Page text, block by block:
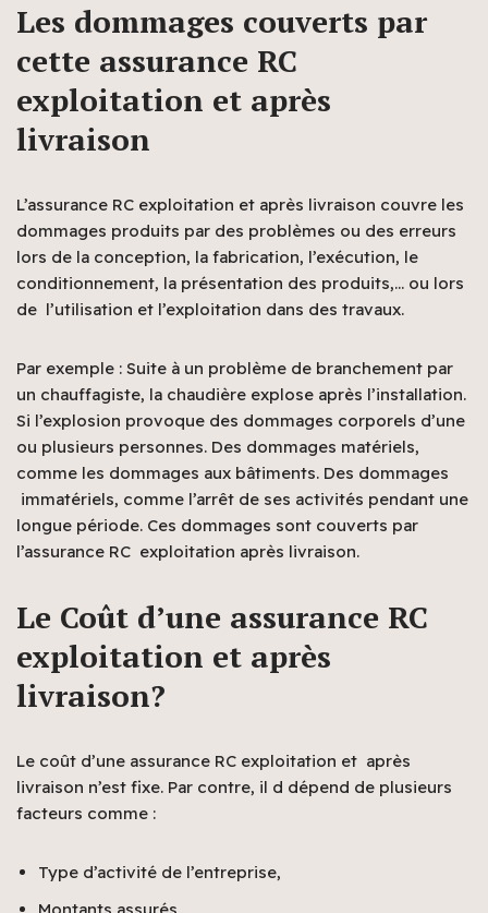
Les dommages couverts par
cette assurance RC
exploitation et après
livraison
L’assurance RC exploitation et après livraison couvre les
dommages produits par des problèmes ou des erreurs
lors de la conception, la fabrication, l’exécution, le
conditionnement, la présentation des produits,… ou lors
de l’utilisation et l’exploitation dans des travaux.
Par exemple : Suite à un problème de branchement par
un chauffagiste, la chaudière explose après l’installation.
Si l’explosion provoque des dommages corporels d’une
ou plusieurs personnes. Des dommages matériels,
comme les dommages aux bâtiments. Des dommages
immatériels, comme l’arrêt de ses activités pendant une
longue période. Ces dommages sont couverts par
l’assurance RC exploitation après livraison.
Le Coût d’une assurance RC
exploitation et après
livraison?
Le coût d’une assurance RC exploitation et après
livraison n’est fixe. Par contre, il d dépend de plusieurs
facteurs comme :
Type d’activité de l’entreprise,